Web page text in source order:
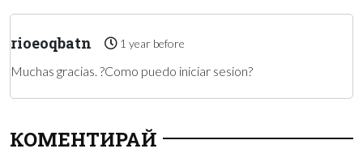
rioeoqbatn 1 year before
Muchas gracias. ?Como puedo iniciar sesion?
КОМЕНТИРАЙ